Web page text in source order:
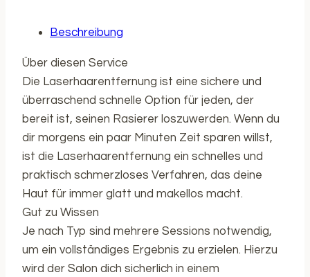
Beschreibung
Über diesen Service
Die Laserhaarentfernung ist eine sichere und
überraschend schnelle Option für jeden, der
bereit ist, seinen Rasierer loszuwerden. Wenn du
dir morgens ein paar Minuten Zeit sparen willst,
ist die Laserhaarentfernung ein schnelles und
praktisch schmerzloses Verfahren, das deine
Haut für immer glatt und makellos macht.
Gut zu Wissen
Je nach Typ sind mehrere Sessions notwendig,
um ein vollständiges Ergebnis zu erzielen. Hierzu
wird der Salon dich sicherlich in einem